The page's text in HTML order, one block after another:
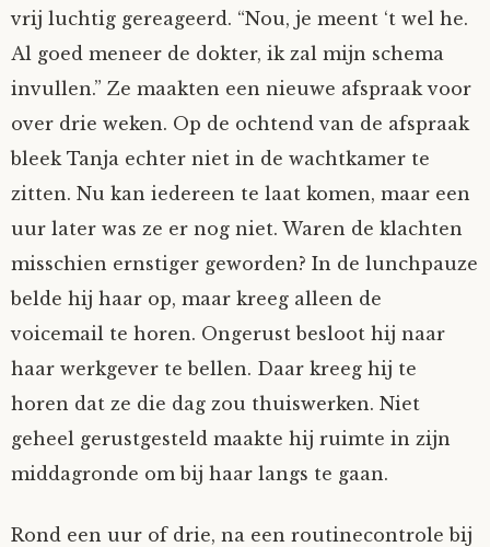
vrij luchtig gereageerd. “Nou, je meent ‘t wel he.
Al goed meneer de dokter, ik zal mijn schema
invullen.” Ze maakten een nieuwe afspraak voor
over drie weken. Op de ochtend van de afspraak
bleek Tanja echter niet in de wachtkamer te
zitten. Nu kan iedereen te laat komen, maar een
uur later was ze er nog niet. Waren de klachten
misschien ernstiger geworden? In de lunchpauze
belde hij haar op, maar kreeg alleen de
voicemail te horen. Ongerust besloot hij naar
haar werkgever te bellen. Daar kreeg hij te
horen dat ze die dag zou thuiswerken. Niet
geheel gerustgesteld maakte hij ruimte in zijn
middagronde om bij haar langs te gaan.
Rond een uur of drie, na een routinecontrole bij